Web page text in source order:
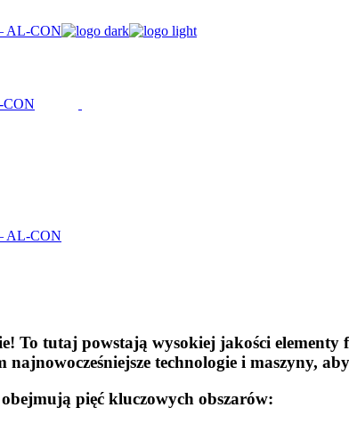
To tutaj powstają wysokiej jakości
technologie i maszyny,
obejmują pięć kluczowych obszarów: